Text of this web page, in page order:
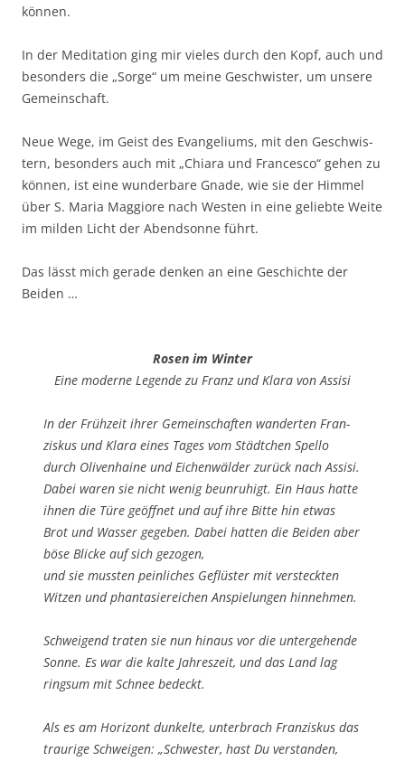
können.
In der Medi­ta­ti­on ging mir vie­les durch den Kopf, auch und
beson­ders die „Sor­ge“ um mei­ne Geschwis­ter, um unse­re
Gemeinschaft.
Neue Wege, im Geist des Evan­ge­li­ums, mit den Geschwis­
tern, beson­ders auch mit „Chia­ra und Fran­ces­co“ gehen zu
kön­nen, ist eine wun­der­ba­re Gna­de, wie sie der Him­mel
über S. Maria Mag­gio­re nach Wes­ten in eine gelieb­te Wei­te
im mil­den Licht der Abend­son­ne führt.
Das lässt mich gera­de den­ken an eine Geschich­te der
Beiden …
Rosen im Winter
Eine moder­ne Legen­de zu Franz und Kla­ra von Assisi
In der Früh­zeit ihrer Gemein­schaf­ten wan­der­ten Fran­
zis­kus und Kla­ra eines Tages vom Städt­chen Spel­lo
durch Oli­ven­hai­ne und Eichen­wäl­der zurück nach Assi­si.
Dabei waren sie nicht wenig beun­ru­higt. Ein Haus hat­te
ihnen die Türe geöff­net und auf ihre Bit­te hin etwas
Brot und Was­ser gege­ben. Dabei hat­ten die Bei­den aber
böse Bli­cke auf sich gezogen,
und sie muss­ten pein­li­ches Geflüs­ter mit ver­steck­ten
Wit­zen und phan­ta­sie­rei­chen Anspie­lun­gen hinnehmen.
Schwei­gend tra­ten sie nun hin­aus vor die unter­ge­hen­de
Son­ne. Es war die kal­te Jah­res­zeit, und das Land lag
rings­um mit Schnee bedeckt.
Als es am Hori­zont dun­kel­te, unter­brach Fran­zis­kus das
trau­ri­ge Schwei­gen: „Schwes­ter, hast Du ver­stan­den,